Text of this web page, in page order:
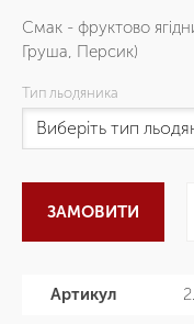
Смак - фруктово
Груша, Персик)
Тип льодяника
ЗАМОВИТИ
Артикул